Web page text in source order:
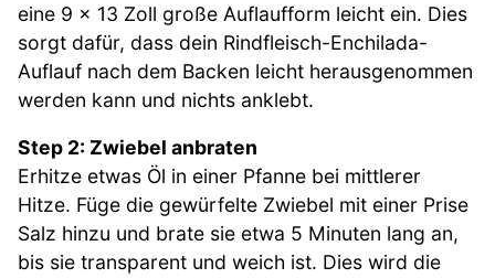
eine 9 x 13 Zoll große Auflaufform leicht ein. Dies
sorgt dafür, dass dein Rindfleisch-Enchilada-
Auflauf nach dem Backen leicht herausgenommen
werden kann und nichts anklebt.
Step 2: Zwiebel anbraten
Erhitze etwas Öl in einer Pfanne bei mittlerer
Hitze. Füge die gewürfelte Zwiebel mit einer Prise
Salz hinzu und brate sie etwa 5 Minuten lang an,
bis sie transparent und weich ist. Dies wird die